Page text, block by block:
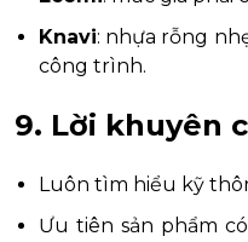
Knavi: nhựa rỗng
công trình.
9. Lời khuyên
Luôn tìm hiểu kỹ
Ưu tiên sản phẩm